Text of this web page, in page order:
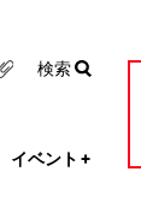
イベント +
検索